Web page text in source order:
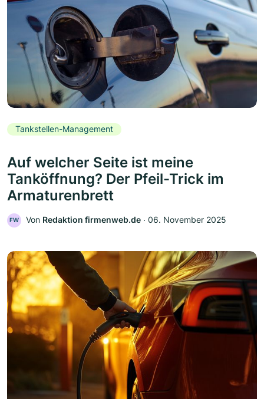
Tankstellen-Management
Auf welcher Seite ist meine
Tanköffnung? Der Pfeil-Trick im
Armaturenbrett
FW Von Redaktion firmenweb.de ‧ 06. November 2025